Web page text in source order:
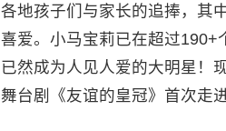
各地孩子们与家长的追捧，其
喜爱。小马宝莉已在超过190+
已然成为人见人爱的大明星！
舞台剧《友谊的皇冠》首次走